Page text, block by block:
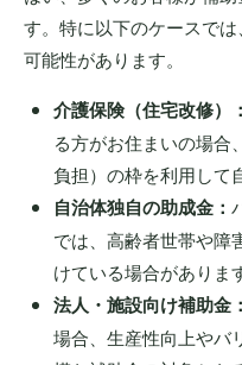
す。特に以下のケースで
可能性があります。
介護保険（住宅改修）：
る方がお住まいの場合
負担）の枠を利用して
自治体独自の助成金：
では、高齢者世帯や障
けている場合がありま
法人・施設向け補助金：
場合、生産性向上やバ